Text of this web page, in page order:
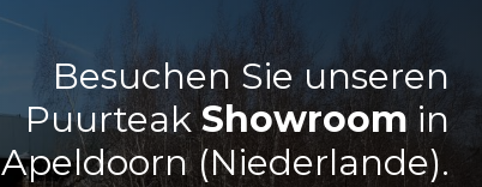
Besuchen Sie unseren
PuurteakShowroomin
Apeldoorn (Niederlande).